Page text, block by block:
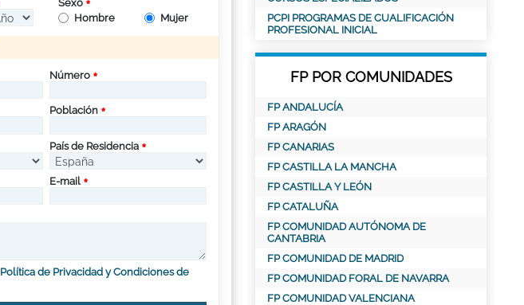
Sexo
Hombre
Mujer
Número
Población
País de Residencia
E-mail
Política de Privacidad y Condiciones de
PCPI PROGRAMAS DE CUALIFICACIÓN
PROFESIONAL INICIAL
FP POR COMUNIDADES
FP ANDALUCÍA
FP ARAGÓN
FP CANARIAS
FP CASTILLA LA MANCHA
FP CASTILLA Y LEÓN
FP CATALUÑA
FP COMUNIDAD AUTÓNOMA DE
CANTABRIA
FP COMUNIDAD DE MADRID
FP COMUNIDAD FORAL DE NAVARRA
FP COMUNIDAD VALENCIANA